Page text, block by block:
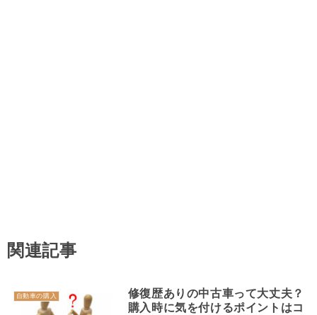
関連記事
自動車の購入
修復歴ありの中古車って大丈夫？
購入時に気を付けるポイントはコ